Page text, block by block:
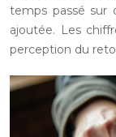
temps passé sur
ajoutée. Les
perception du